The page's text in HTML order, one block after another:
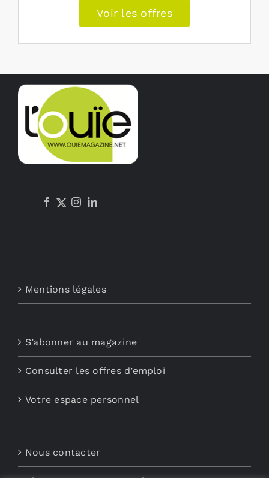
Voir les offres
Mentions légales
S’abonner au magazine
Consulter les offres d’emploi
Votre espace personnel
Nous contacter
Abonnements aux Newsletters